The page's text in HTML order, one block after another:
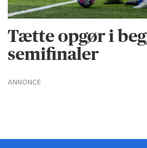
Tætte opgør i
semifinaler
ANNONCE